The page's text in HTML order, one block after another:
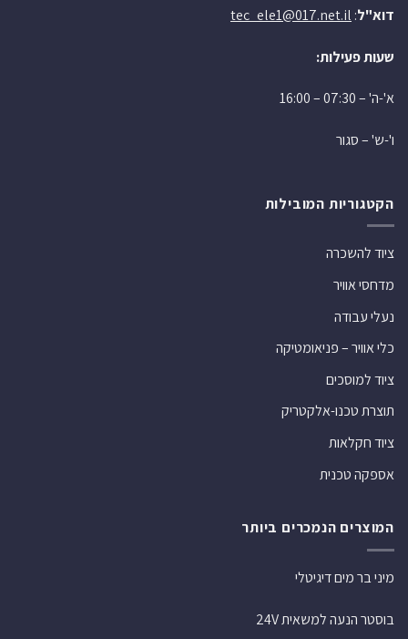
דוא"ל:
tec_ele1@017.net.il
שעות פעילות:
א'-ה' – 07:30 – 16:00
ו'-ש' – סגור
הקטגוריות המובילות
ציוד להשכרה
מדחסי אוויר
נעלי עבודה
כלי אוויר – פניאומטיקה
ציוד למוסכים
תוצרת טכנו-אלקטריק
ציוד חקלאות
אספקה טכנית
המוצרים הנמכרים ביותר
מיני בר מים דיגיטלי
בוסטר הנעה למשאית 24V